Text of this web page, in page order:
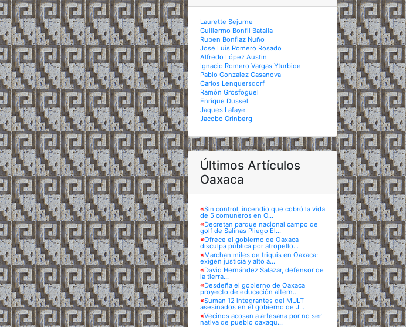
Laurette Sejurne
Guillermo Bonfil Batalla
Ruben Bonfiaz Nuño
Jose Luis Romero Rosado
Alfredo López Austin
Ignacio Romero Vargas Yturbide
Pablo Gonzalez Casanova
Carlos Lenquersdorf
Ramón Grosfoguel
Enrique Dussel
Jaques Lafaye
Jacobo Grinberg
Últimos Artículos
Oaxaca
※Sin control, incendio que cobró la vida
de 5 comuneros en O...
※Decretan parque nacional campo de
golf de Salinas Pliego El...
※Ofrece el gobierno de Oaxaca
disculpa pública por atropello...
※Marchan miles de triquis en Oaxaca;
exigen justicia y alto a...
※David Hernández Salazar, defensor de
la tierra...
※Desdeña el gobierno de Oaxaca
proyecto de educación altern...
※Suman 12 integrantes del MULT
asesinados en el gobierno de J...
※Vecinos acosan a artesana por no ser
nativa de pueblo oaxaqu...